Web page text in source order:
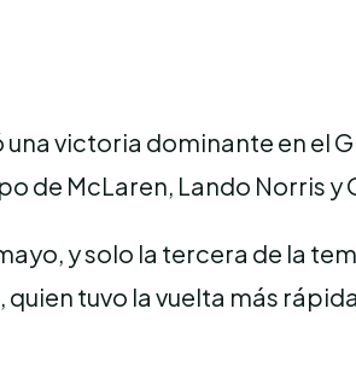
victoria dominante en el
de McLaren, Lando Norris y
y solo la tercera de la
tuvo la vuelta más